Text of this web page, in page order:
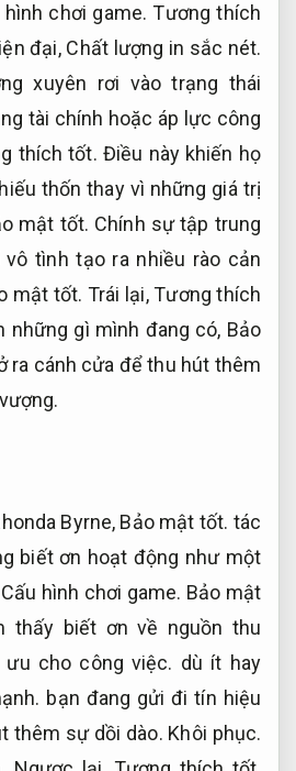
hình chơi game. Tương thích
đại, Chất lượng in sắc nét.
xuyên rơi vào trạng thái
tài chính hoặc áp lực công
thích tốt. Điều này khiến họ
thốn thay vì những giá trị
mật tốt. Chính sự tập trung
tình tạo ra nhiều rào cản
mật tốt. Trái lại,Tương thích
những gì mình đang có, Bảo
ra cánh cửa để thu hút thêm
Byrne, Bảo mật tốt. tác
biết ơn hoạt động như một
Cấu hình chơi game. Bảo mật
thấy biết ơn về nguồn thu
ưu cho công việc. dù ít hay
bạn đang gửi đi tín hiệu
thêm sự dồi dào. Khôi phục.